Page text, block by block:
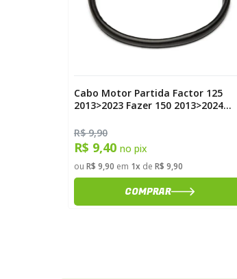
Cabo Motor Partida Factor 125
2013>2023 Fazer 150 2013>2024
R$ 9,90
R$ 9,40 no pix
ou R$ 9,90 em 1xde R$ 9,90
COMPRAR